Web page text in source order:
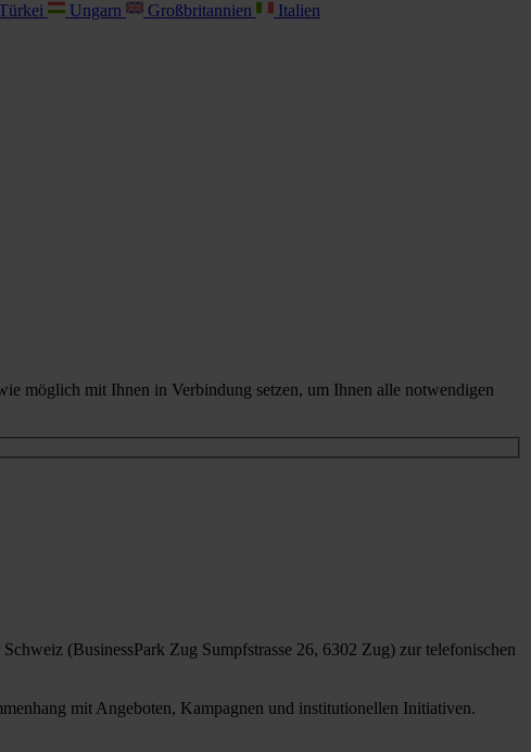
Ungarn Großbritannien
Italien
möglich mit Ihnen in Verbindung setzen, um Ihnen alle notwendigen
(BusinessPark Zug Sumpfstrasse 26, 6302 Zug) zur telefonischen
mit Angeboten, Kampagnen und institutionellen Initiativen.